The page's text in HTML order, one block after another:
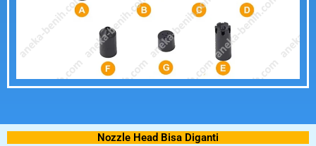
Nozzle Head Bisa Diganti